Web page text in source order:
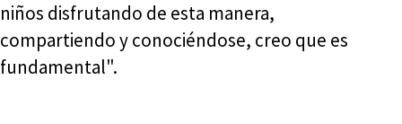
niños disfrutando de esta manera,
compartiendo y conociéndose, creo que es
fundamental".